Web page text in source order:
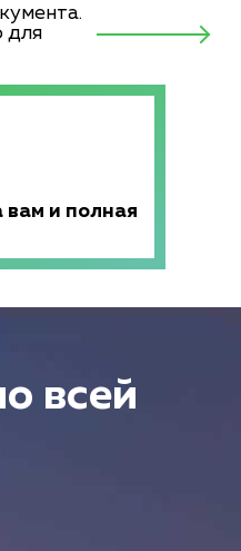
для
вам и полная
всей